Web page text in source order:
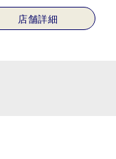
店舗詳細